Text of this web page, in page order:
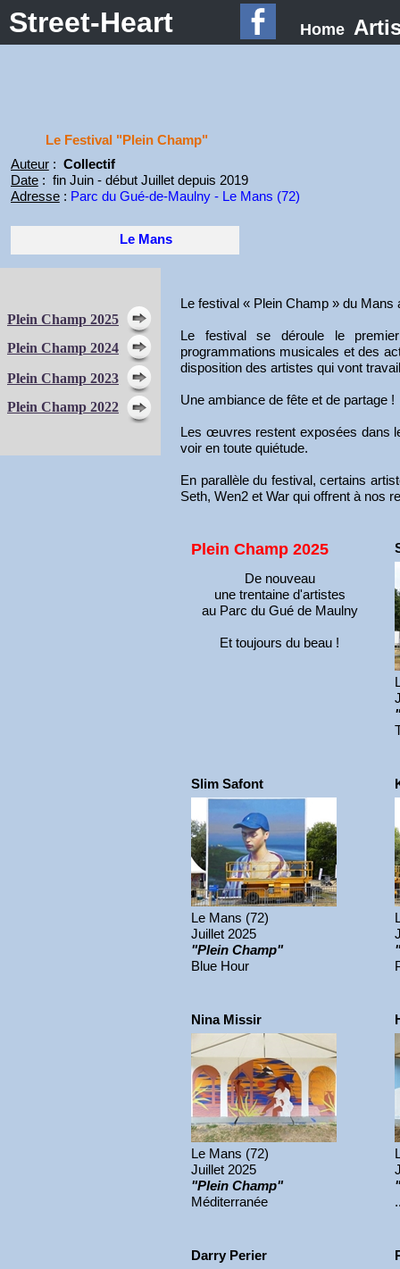
Plein Champ 2025
Plein Champ 2024
Plein Champ 2023
Plein Champ 2022
Street-Heart Home
Le Festival "Plein Champ"
Auteur: Collectif
Date: fin Juin - début Juillet depuis 2019
Adresse: Parc du Gué-de-Maulny - Le Mans (72)
Le Mans
Le festival « Plein Champ » du Mans
Le festival se déroule le
programmations musicales et des
disposition des artistes qui vont
Une ambiance de fête et de partage !
Les œuvres restent exposées dans
voir en toute quiétude.
En parallèle du festival, certains
Seth, Wen2 et War qui offrent à nos
Plein Champ 2025
De nouveau
une trentaine d'artistes
au Parc du Gué de Maulny
Et toujours du beau !
Slim Safont
Le Mans (72)
Juillet 2025
"Plein Champ"
Blue Hour
Nina Missir
Le Mans (72)
Juillet 2025
"Plein Champ"
Méditerranée
Darry Perier